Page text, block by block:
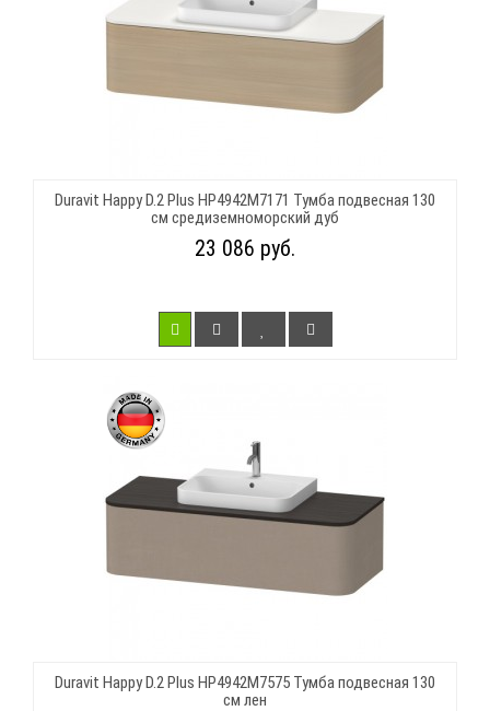
Duravit Happy D.2 Plus HP4942M7171 Тумба подвесная 130
см средиземноморский дуб
23 086 руб.
Duravit Happy D.2 Plus HP4942M7575 Тумба подвесная 130
см лен